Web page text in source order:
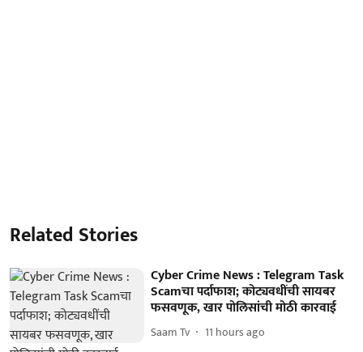
Related Stories
Cyber Crime News : Telegram Task
Scamचा पर्दाफाश; कोट्यवधींची सायबर
फसवणूक, खार पोलिसांची मोठी कारवाई
Saam Tv 11 hours ago